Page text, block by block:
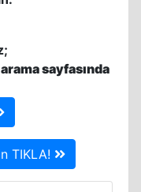
sayfasında
TIKLA!